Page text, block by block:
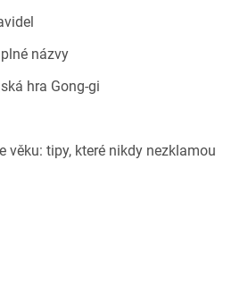
názvy
hra Gong-gi
věku: tipy, které nikdy nezklamou